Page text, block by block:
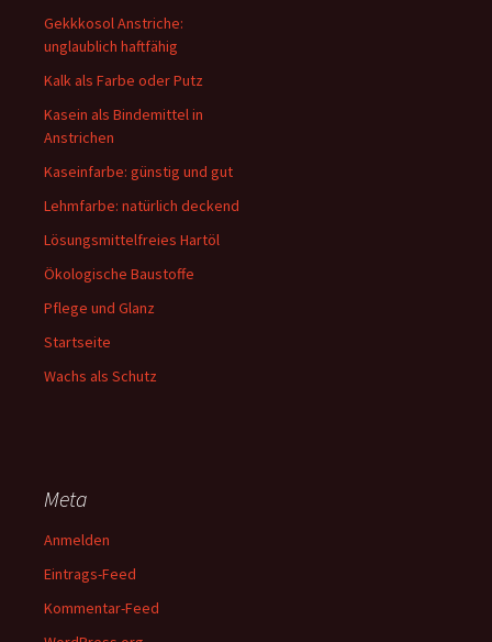
Gekkkosol Anstriche:
unglaublich haftfähig
Kalk als Farbe oder Putz
Kasein als Bindemittel in
Anstrichen
Kaseinfarbe: günstig und gut
Lehmfarbe: natürlich deckend
Lösungsmittelfreies Hartöl
Ökologische Baustoffe
Pflege und Glanz
Startseite
Wachs als Schutz
Meta
Anmelden
Eintrags-Feed
Kommentar-Feed